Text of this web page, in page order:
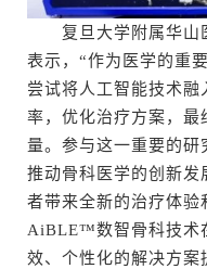
复旦大学附属华山
表示，“作为医学的重
尝试将人工智能技术
率，优化治疗方案，最
量。参与这一重要的研
推动骨科医学的创新发
者带来全新的治疗体验
AiBLE™数智骨科技术
效、个性化的解决方案